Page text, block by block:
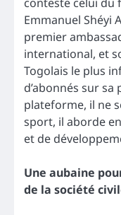
Emmanuel Shéyi
premier
international, et
Togolais le plus
d’abonnés sur sa
plateforme, il ne
sport, il aborde
et de
Une aubaine
de la société